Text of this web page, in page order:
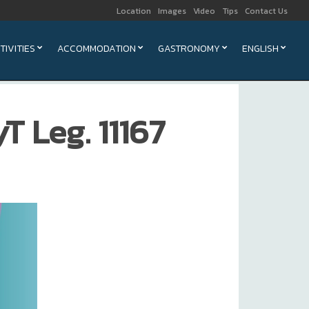
Location Images Video Tips Contact Us
ACCOMMODATION GASTRONOMY ENGLISH
11167